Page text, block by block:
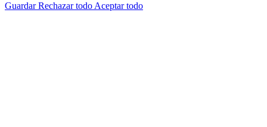
GuardarRechazar todo Aceptar todo